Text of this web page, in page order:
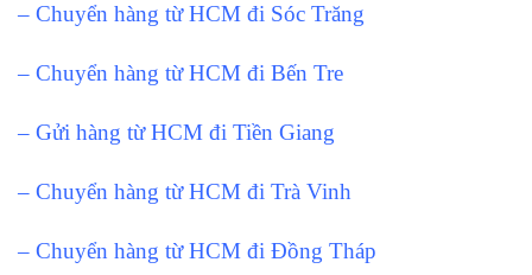
– Chuyển hàng từ HCM đi Sóc Trăng
– Chuyển hàng từ HCM đi Bến Tre
– Gửi hàng từ HCM đi Tiền Giang
– Chuyển hàng từ HCM đi Trà Vinh
– Chuyển hàng từ HCM đi Đồng Tháp